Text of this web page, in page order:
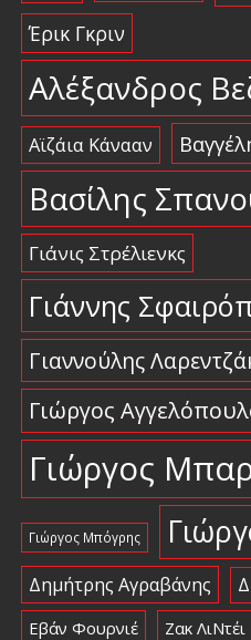
Έρικ Γκριν
Αλέξανδρος
Αϊζάια Κάνααν
Βασίλης
Γιάνις Στρέλιενκς
Γιάννης
Γιαννούλης
Γιώργος
Γιώργος
Γιώργος Μπόγρης
Δημήτρης Αγραβάνης
Εβάν Φουρνιέ Ζακ ΛιΝτέι